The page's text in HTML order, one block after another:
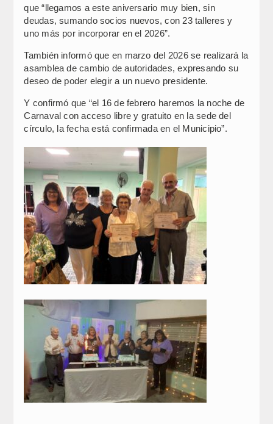
que “llegamos a este aniversario muy bien, sin
deudas, sumando socios nuevos, con 23 talleres y
uno más por incorporar en el 2026”.
También informó que en marzo del 2026 se realizará la
asamblea de cambio de autoridades, expresando su
deseo de poder elegir a un nuevo presidente.
Y confirmó que “el 16 de febrero haremos la noche de
Carnaval con acceso libre y gratuito en la sede del
círculo, la fecha está confirmada en el Municipio”.